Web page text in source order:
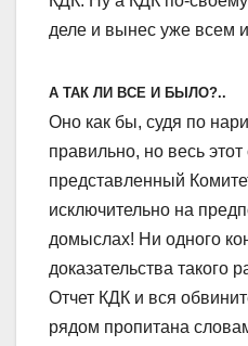
деле и вынес уже всем
А ТАК ЛИ ВСЕ И БЫЛО?..
Оно как бы, судя по
правильно, но весь
представленный
исключительно на
домыслах! Ни одного
доказательства такого
Отчет КДК и вся
рядом пропитана